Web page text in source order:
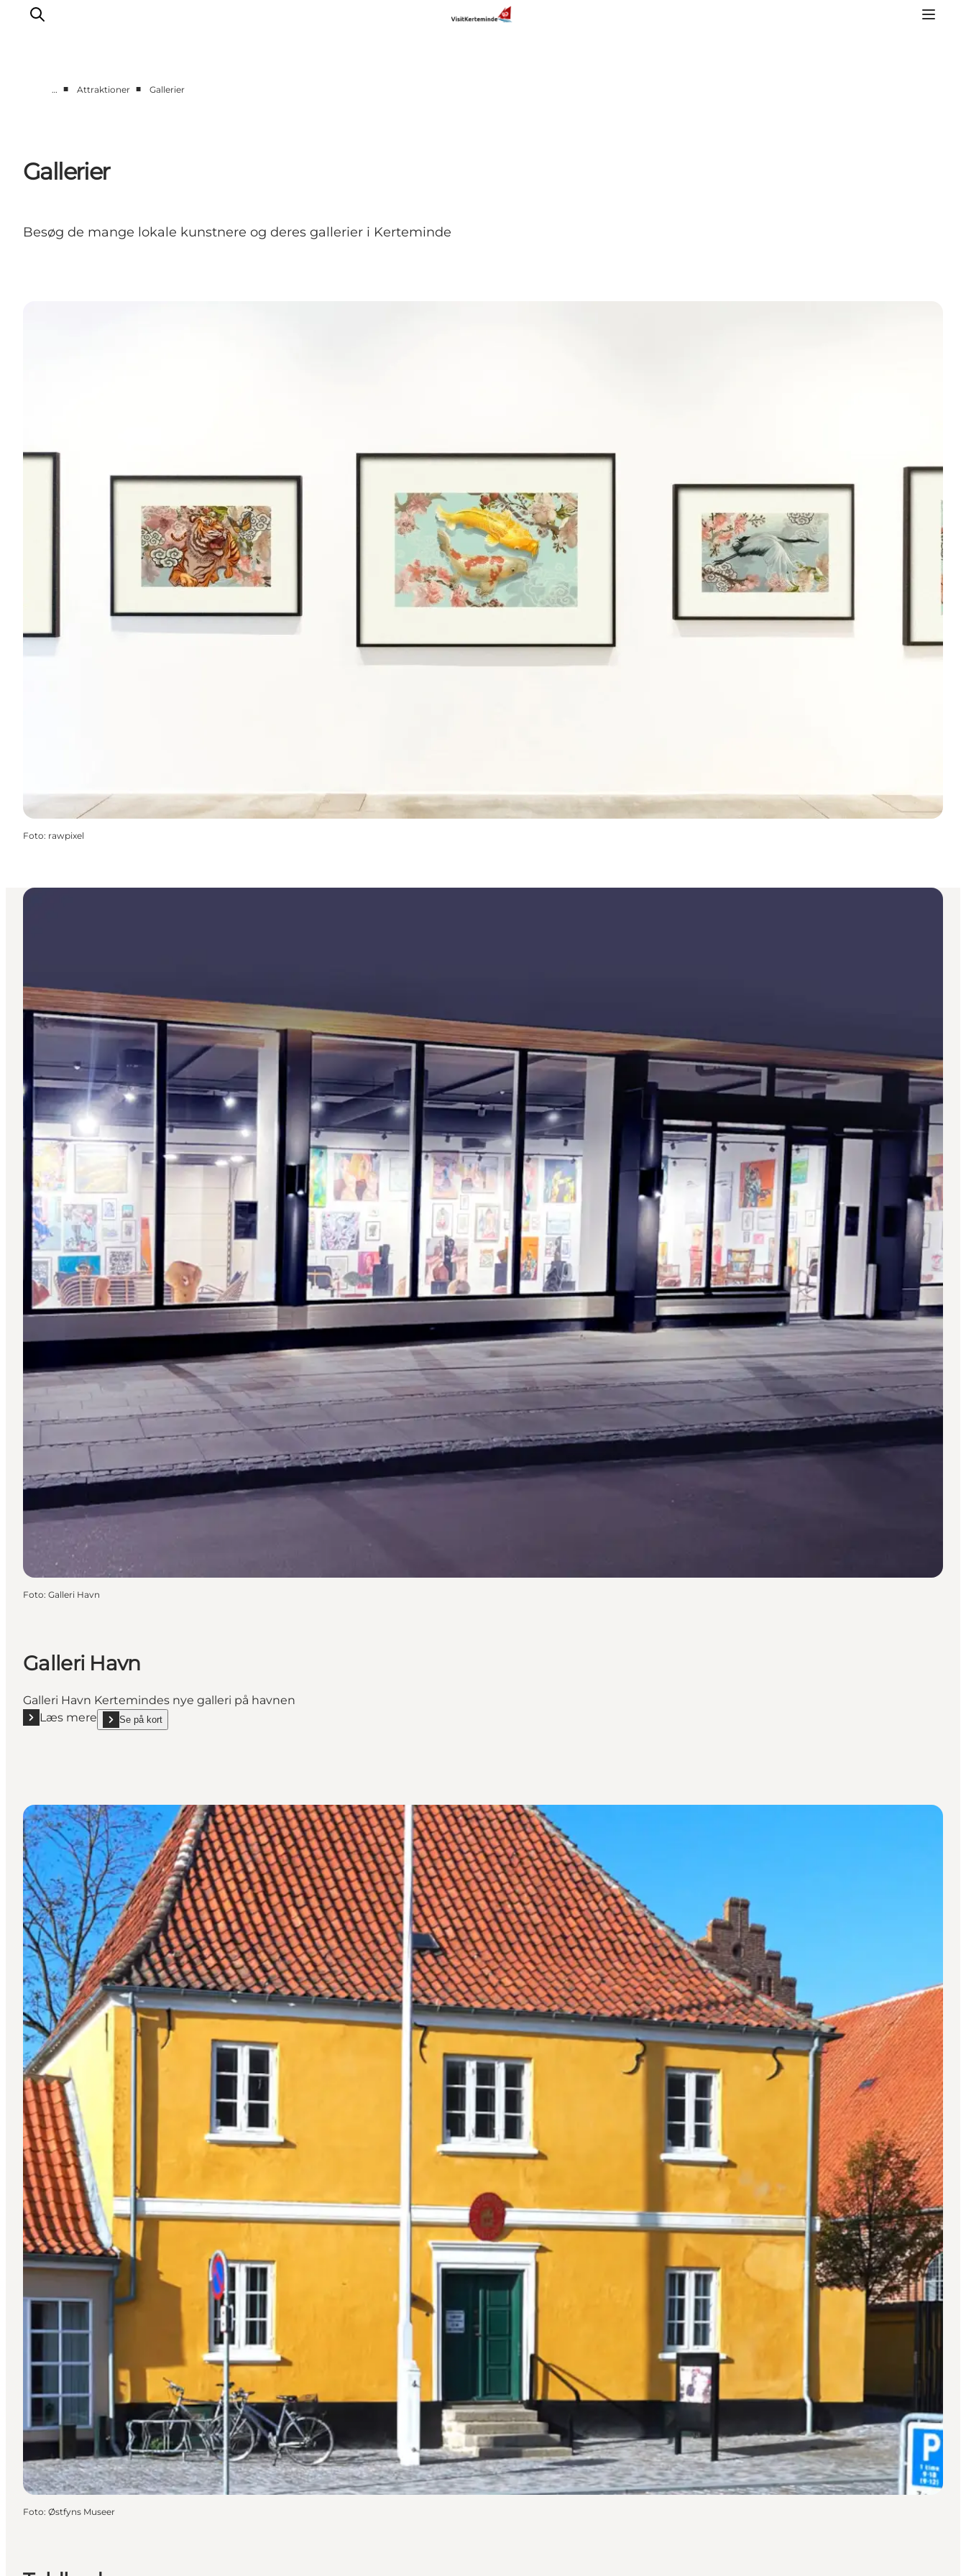
Spis godt
Sov godt
Det sker
Sommerbus
… ■ Attraktioner ■ Gallerier
Gallerier
Besøg de mange lokale kunstnere og deres gallerier i Kerteminde
Foto: rawpixel
Foto: Galleri Havn
Galleri Havn
Galleri Havn Kertemindes nye galleri på havnen
Læs mere
Læs mere "Galleri Havn"
Se på kort
show Galleri Havn on_map
Foto: Østfyns Museer